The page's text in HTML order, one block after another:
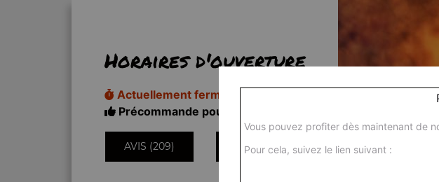
Horaires d'ouverture
Actuellement fermé
Précommande pour 11h50
AVIS (209) INFORMATIONS
Vous pouvez profiter dès maintenant de
Pour cela, suivez le lien suivant :